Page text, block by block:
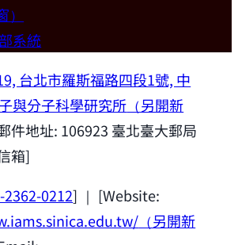
合聘研究員陳俊維特聘教授
材料科學與工程學系)。
系統
台北市羅斯福路四段1號, 中
與分子科學研究所 （另開新
件地址: 106923 臺北臺大郵局
箱]
2362-0212] ｜ [Website:
（另開新